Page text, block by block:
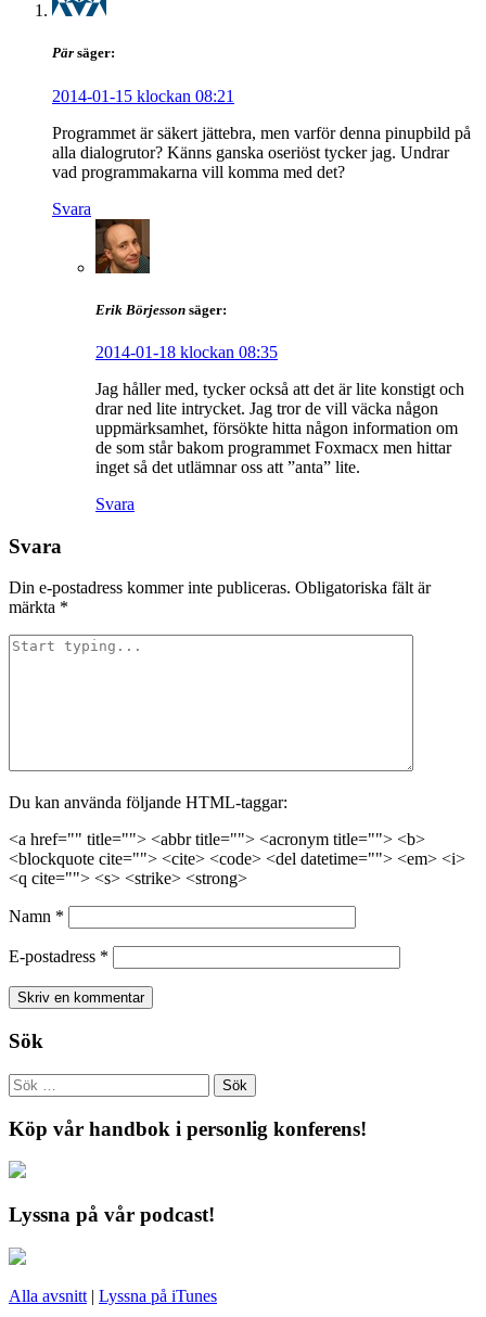
Pär säger:
2014-01-15 klockan 08:21
Programmet är säkert jättebra, men varför denna pinupbild på
alla dialogrutor? Känns ganska oseriöst tycker jag. Undrar
vad programmakarna vill komma med det?
Svara
Erik Börjesson säger:
2014-01-18 klockan 08:35
Jag håller med, tycker också att det är lite konstigt och
drar ned lite intrycket. Jag tror de vill väcka någon
uppmärksamhet, försökte hitta någon information om
de som står bakom programmet Foxmacx men hittar
inget så det utlämnar oss att ”anta” lite.
Svara
Svara
Din e-postadress kommer inte publiceras. Obligatoriska fält är
märkta *
Du kan använda följande HTML-taggar:
<a href="" title=""> <abbr title=""> <acronym title=""> <b>
<blockquote cite=""> <cite> <code> <del datetime=""> <em> <i>
<q cite=""> <s> <strike> <strong>
Namn *
E-postadress *
Sök
Köp vår handbok i personlig konferens!
Lyssna på vår podcast!
Alla avsnitt | Lyssna på iTunes